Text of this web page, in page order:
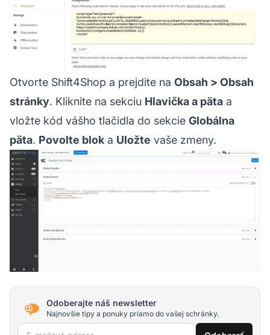
Otvorte Shift4Shop a prejdite na Obsah > Obsah
stránky. Kliknite na sekciu Hlavička a päta a
vložte kód vášho tlačidla do sekcie Globálna
päta. Povolte blok a Uložte vaše zmeny.
Odoberajte náš newsletter
Najnovšie tipy a ponuky priamo do vašej schránky.
E-mailová adresa